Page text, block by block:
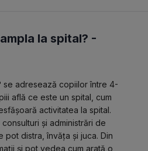
la spital? -
se adresează copiilor între 4-
află ce este un spital, cum
activitatea la spital.
și administrări de
pot distra, învăța și juca. Din
și pot vedea cum arată o